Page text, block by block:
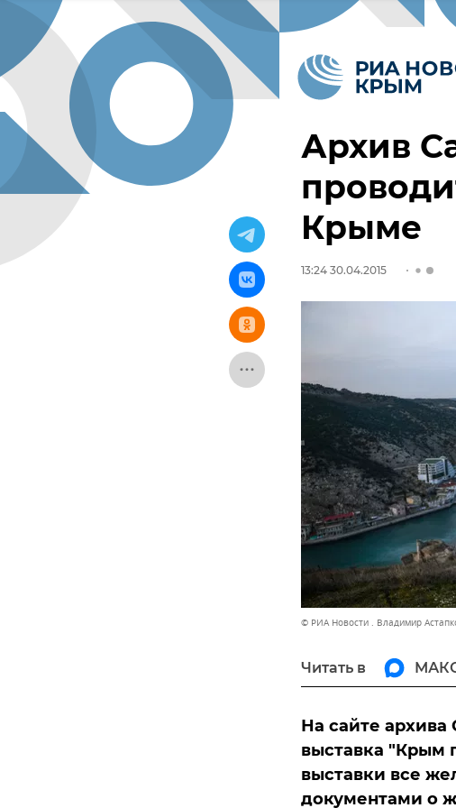
Архив
Крыме
13:24 30.04.2015
© РИА Новости . Владимир
Читать в
На сайте архива
выставка "Крым
выставки все
документами о